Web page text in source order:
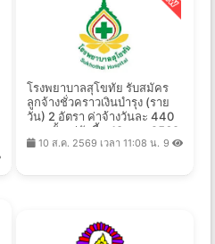
โรงพยาบาลสุโขทัย รับสมัคร
ลูกจ้างชั่วคราวเงินบำรุง (ราย
วัน) 2 อัตรา ค่าจ้างวันละ 440
บาท ตั้งแต่บัดนี้ - 18 ส.ค. 2569
10 ส.ค. 2569 เวลา 11:08 น. 9